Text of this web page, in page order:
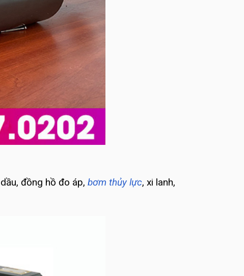
đồng hồ đo áp, bơm thủy lực, xi lanh,